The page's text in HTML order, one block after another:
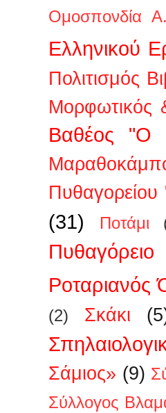
Ομοσπονδία
Ελληνικού
Πολιτισμός
Μορφωτικός
Βαθέος "Ο
(31) Ποτάμι
Πυθαγόρειο
Ροταριανός
(2) Σκάκι
Σάμιος» (9)
Σύλλογος